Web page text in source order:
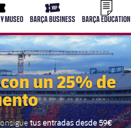
ticket-full
MUSEO
ticket-
BARÇA BUSINESS BARÇA EDUCATION
un 25% de
tus entradas desde 59€